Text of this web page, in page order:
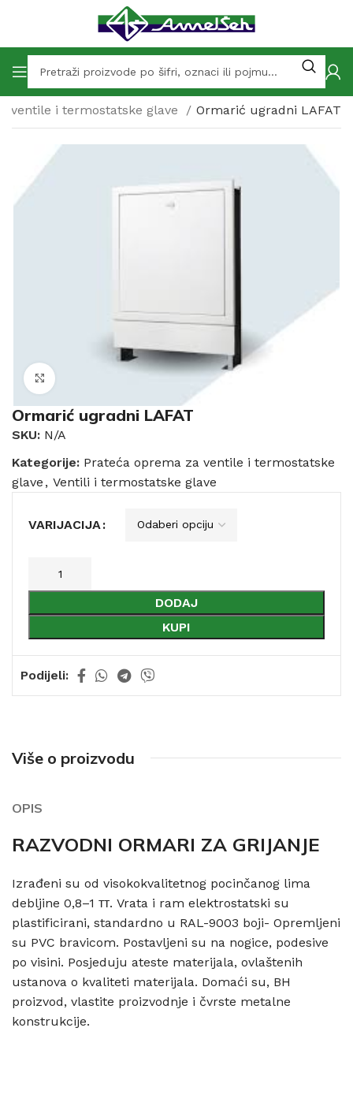
ventile i termostatske glave Ormarić ugradni LAFAT
Ormarić ugradni LAFAT
SKU: N/A
Kategorije: Prateća oprema za ventile i termostatske
glave , Ventili i termostatske glave
VARIJACIJA
DODAJ
KUPI
Podijeli:
Više o proizvodu
OPIS
RAZVODNI ORMARI ZA GRIJANJE
Izrađeni su od visokokvalitetnog pocinčanog lima
debljine 0,8–1 тт. Vrata i ram elektrostatski su
plastificirani, standardno u RAL-9003 boji- Opremljeni
su PVC bravicom. Postavljeni su na nogice, podesive
po visini. Posjeduju ateste materijala, ovlaštenih
ustanova o kvaliteti materijala. Domaći su, BH
proizvod, vlastite proizvodnje i čvrste metalne
konstrukcije.